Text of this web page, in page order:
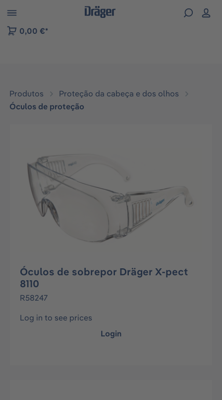
to B2B platform navigation
0,00 €*
Produtos
Proteção da cabeça e dos olhos
Óculos de proteção
Óculos de sobrepor Dräger X-pect
8110
R58247
Log in to see prices
Login